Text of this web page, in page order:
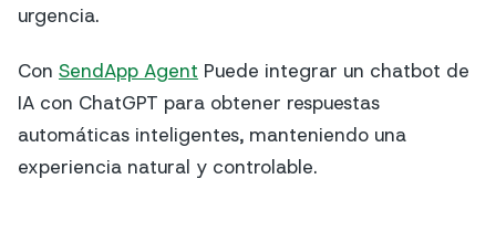
urgencia.
Con SendApp Agent Puede integrar un chatbot de
IA con ChatGPT para obtener respuestas
automáticas inteligentes, manteniendo una
experiencia natural y controlable.